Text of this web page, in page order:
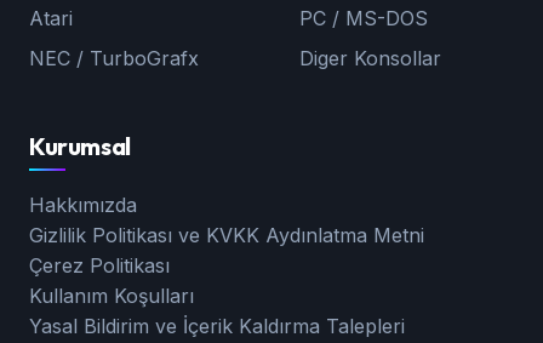
Atari
PC / MS-DOS
NEC / TurboGrafx
Diger Konsollar
Kurumsal
Hakkımızda
Gizlilik Politikası ve KVKK Aydınlatma Metni
Çerez Politikası
Kullanım Koşulları
Yasal Bildirim ve İçerik Kaldırma Talepleri